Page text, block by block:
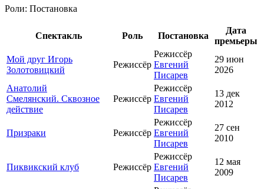
Роли: Постановка
Спектакль Роль Постановка
Дата
премьеры
Мой друг Игорь
Золотовицкий
Режиссёр
Режиссёр
Евгений
Писарев
29 июн
2026
Анатолий
Смелянский. Сквозное
действие
Режиссёр
Режиссёр
Евгений
Писарев
13 дек
2012
Призраки Режиссёр
Режиссёр
Евгений
Писарев
27 сен
2010
Пиквикский клуб Режиссёр
Режиссёр
Евгений
Писарев
12 мая
2009